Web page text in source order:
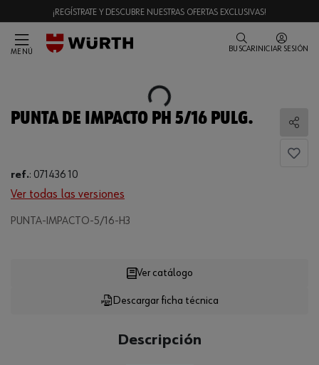
¡REGÍSTRATE Y DESCUBRE NUESTRAS OFERTAS EXCLUSIVAS!
MENÚ BUSCAR INICIAR SESIÓN
Loading...
PUNTA DE IMPACTO PH 5/16 PULG.
ref.: 071436 10
Ver todas las versiones
PUNTA-IMPACTO-5/16-H3
Loading...
Descargar ficha técnica
Ver catálogo
Descripción